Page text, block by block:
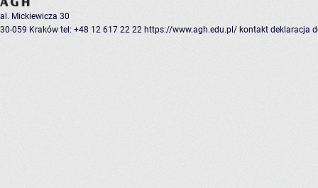
al. Mickiewicza 30
30-059 Kraków tel: +48 12 617 22 22 https://www.agh.edu.pl/ kontakt deklaracja